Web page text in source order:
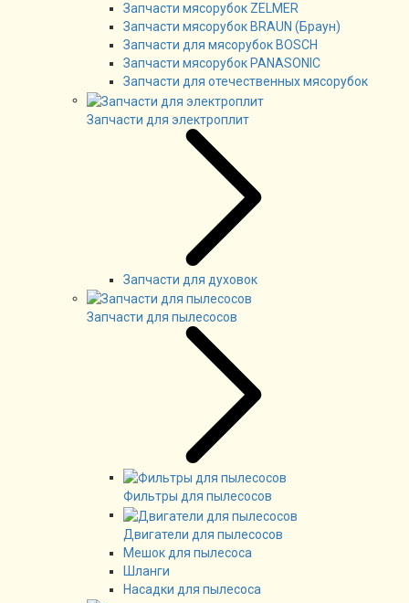
Запчасти мясорубок ZELMER
Запчасти мясорубок BRAUN (Браун)
Запчасти для мясорубок BOSCH
Запчасти мясорубок PANASONIC
Запчасти для отечественных мясорубок
Запчасти для электроплит
Запчасти для духовок
Запчасти для пылесосов
Фильтры для пылесосов
Двигатели для пылесосов
Мешок для пылесоса
Шланги
Насадки для пылесоса